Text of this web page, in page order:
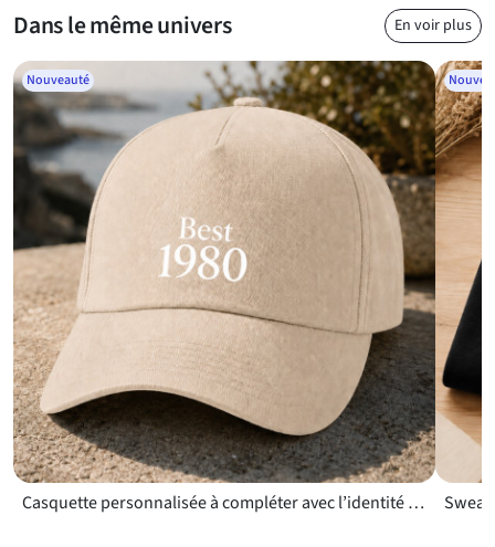
Questions fréquentes
Dans le même univers En voir plus
Nouveauté
Casquette personnalisée à compléter avec l’identité de votre choix